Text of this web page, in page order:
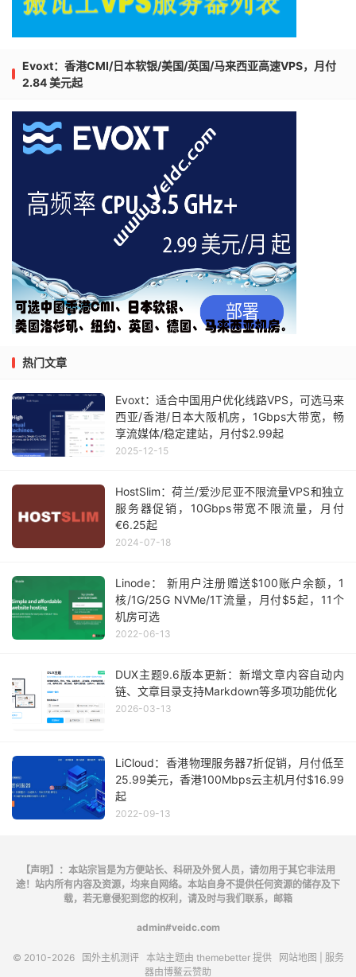
Evoxt：香港CMI/日本软银/美国/英国/马来西亚高速VPS，月付
2.84 美元起
热门文章
Evoxt：适合中国用户优化线路VPS，可选马来
西亚/香港/日本大阪机房，1Gbps大带宽，畅
享流媒体/稳定建站，月付$2.99起
2025-12-15
HostSlim：荷兰/爱沙尼亚不限流量VPS和独立
服务器促销，10Gbps带宽不限流量，月付
€6.25起
2024-07-18
Linode： 新用户注册赠送$100账户余额，1
核/1G/25G NVMe/1T流量，月付$5起，11个
机房可选
2022-06-13
DUX主题9.6版本更新：新增文章内容自动内
链、文章目录支持Markdown等多项功能优化
2026-03-13
LiCloud：香港物理服务器7折促销，月付低至
25.99美元，香港100Mbps云主机月付$16.99
起
2022-09-13
【声明】：本站宗旨是为方便站长、科研及外贸人员，请勿用于其它非法用
途！站内所有内容及资源，均来自网络。本站自身不提供任何资源的储存及下
载，若无意侵犯到您的权利，请及时与我们联系，邮箱
admin#veidc.com
© 2010-2026 国外主机测评本站主题由 themebetter提供 网站地图 | 服务
器由博鳌云赞助